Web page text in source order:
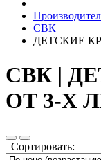
СВК
ДЕТСКИЕ
СВК |
ОТ 3-Х
Сортировать: